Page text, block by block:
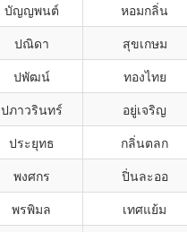
บัญญพนต์ หอมกลิ่น
ปณิดา สุขเกษม
ปพัฒน์ ทองไทย
ปภาวรินทร์ อยู่เจริญ
ประยุทธ กลิ่นตลก
พงศกร ปิ่นละออ
พรพิมล เทศแย้ม